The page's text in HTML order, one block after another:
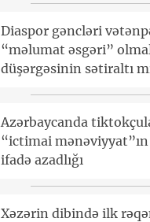
Diaspor gəncləri
“məlumat əsgəri”
düşərgəsinin sətiraltı
Azərbaycanda
“ictimai
ifadə azadlığı
Xəzərin dibində ilk